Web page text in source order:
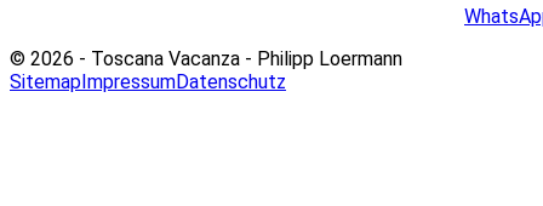
© 2026 - Toscana Vacanza - Philipp Loermann
SitemapImpressumDatenschutz